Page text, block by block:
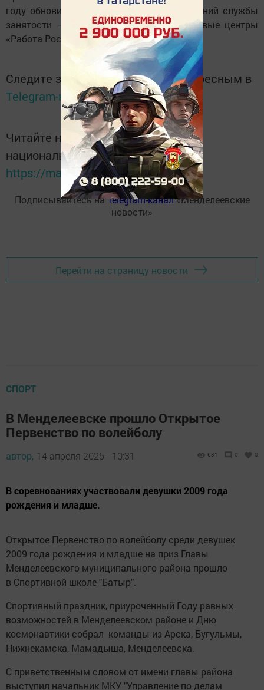
году обновить в стране всю сеть учреждений службы
занятости — будут открыты новые кадровые центры
«Работа России».
Следите за самым важным и интересным в
Telegram-каналеТатмедиа
Читайте новости Татарстана в
национальном мессенджере MАХ:
https://max.ru/tatmedia
Подписывайтесь наTelegram-канал«Менделеевские
новости»
Перейти на страницу новости
СПОРТ
В Менделеевске прошло Открытое
Первенство по волейболу
автор, 14 апреля 2025 - 10:31 631 0 0
В соревнованиях участвовали девушки 2009 года
рождения и младше.
Открытое Первенство по волейболу среди девушек
2009 года рождения и младше на приз Главы
Менделеевского муниципального района прошло
в Спортивной школе "Батыр".
Спортивный праздник, приуроченный Году равных
возможностей в Менделеевском районе и Дню
космонавтики собрал команды из Арска, Бугульмы,
Нижнекамска, Мамадыша, Менделеевска.
С приветственным словом от имени главы района
выступил начальник МКУ "Управление по делам